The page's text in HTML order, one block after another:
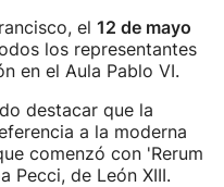
el 12 de mayo
los representantes
en el Aula Pablo VI.
destacar que la
a la moderna
comenzó con 'Rerum
Pecci, de León XIII.